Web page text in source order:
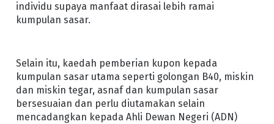
individu supaya manfaat dirasai lebih ramai
kumpulan sasar.
Selain itu, kaedah pemberian kupon kepada
kumpulan sasar utama seperti golongan B40, miskin
dan miskin tegar, asnaf dan kumpulan sasar
bersesuaian dan perlu diutamakan selain
mencadangkan kepada Ahli Dewan Negeri (ADN)